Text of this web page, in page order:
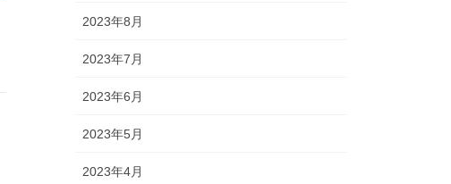
2023年8月
2023年7月
2023年6月
2023年5月
2023年4月